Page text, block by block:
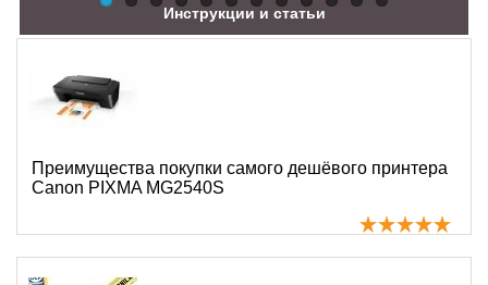
Инструкции и статьи
Преимущества покупки самого дешёвого принтера
Canon PIXMA MG2540S